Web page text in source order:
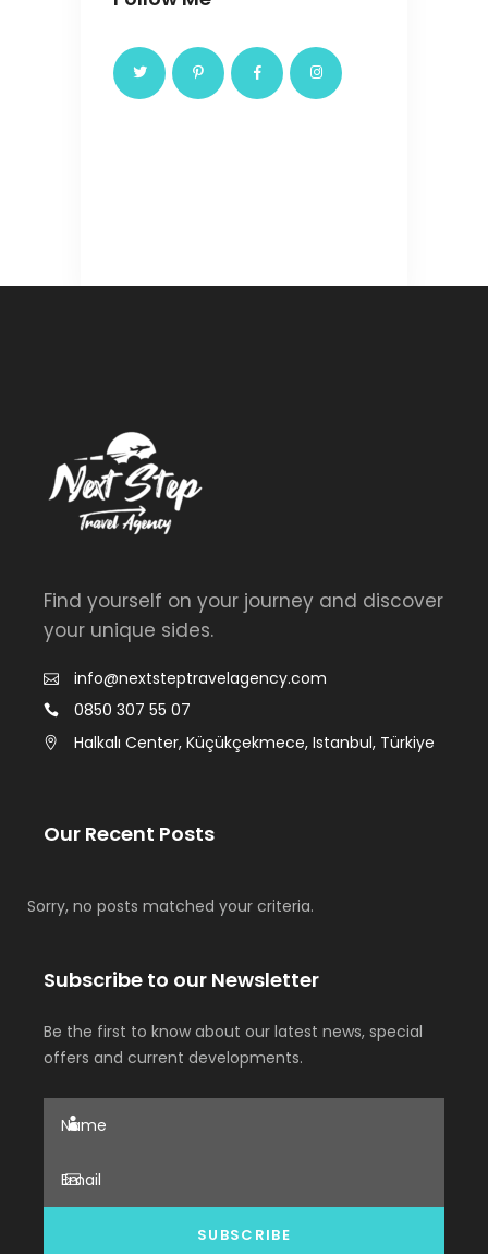
Find yourself on your journey and discover
your unique sides.
info@nextsteptravelagency.com
0850 307 55 07
Halkalı Center, Küçükçekmece, Istanbul, Türkiye
Our Recent Posts
Sorry, no posts matched your criteria.
Subscribe to our Newsletter
Be the first to know about our latest news, special
offers and current developments.